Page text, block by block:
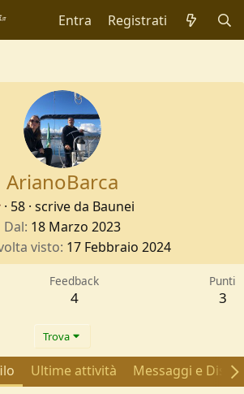
Entra Registrati
ArianoBarca
· 58 · scrive da Baunei
Dal 18 Marzo 2023
visto 17 Febbraio 2024
Feedback
4
Punti
3
Trova
Ultime attività Messaggi e